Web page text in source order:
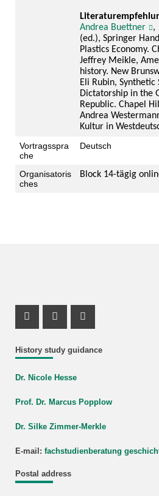
Andrea Buettner
,
(ed.), Springer
Plastics Economy.
Jeffrey Meikle,
history. New
Eli Rubin, Synthetic
Dictatorship in the
Republic. Chapel
Andrea
Kultur in
Vortragsspra
che
Deutsch
Organisatoris
ches
Block 14-tägig
History study guidance
Dr. Nicole Hesse
Prof. Dr. Marcus Popplow
Dr. Silke Zimmer-Merkle
E-mail: fachstudienberatung
Postal address
Instagram Profile
Mastodon Profile
Youtube